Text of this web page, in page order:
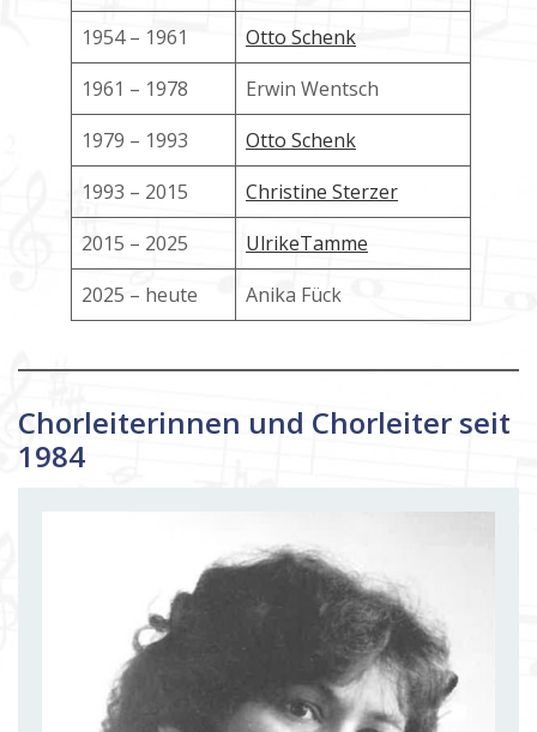
1954 – 1961
Otto Schenk
1961 – 1978
Erwin Wentsch
1979 – 1993
Otto Schenk
1993 – 2015
Christine Sterzer
2015 – 2025
UlrikeTamme
2025 – heute
Anika Fück
Chorleiterinnen und Chorleiter seit
1984